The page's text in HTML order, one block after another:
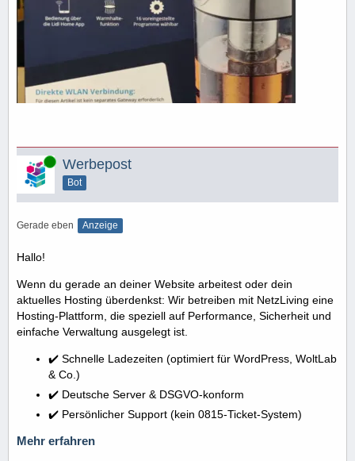
Online Werbepost
Bot
Gerade eben Anzeige
Hallo!
Wenn du gerade an deiner Website arbeitest oder dein
aktuelles Hosting überdenkst: Wir betreiben mit NetzLiving eine
Hosting-Plattform, die speziell auf Performance, Sicherheit und
einfache Verwaltung ausgelegt ist.
✔️ Schnelle Ladezeiten (optimiert für WordPress, WoltLab
& Co.)
✔️ Deutsche Server & DSGVO-konform
✔️ Persönlicher Support (kein 0815-Ticket-System)
Mehr erfahren